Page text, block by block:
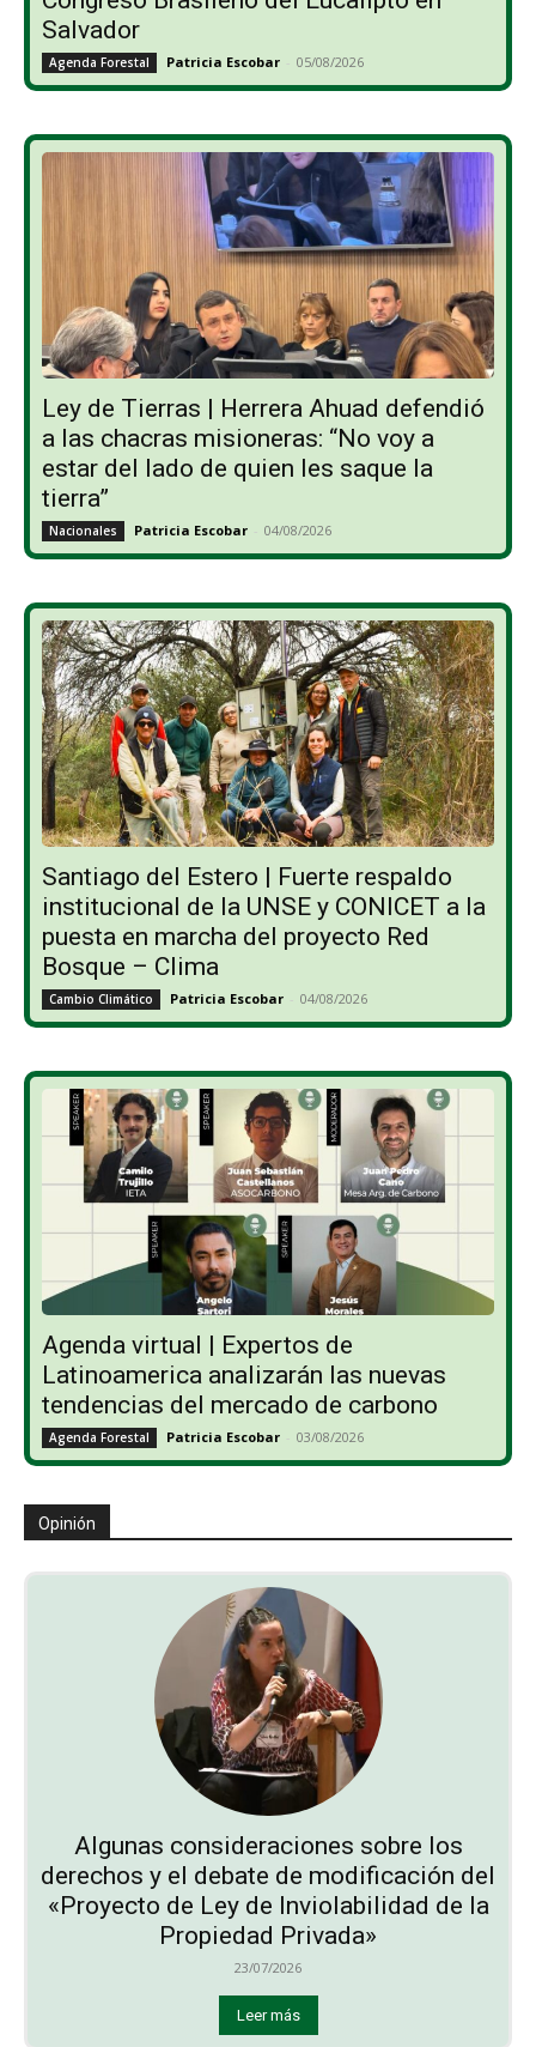
Salvador
Agenda Forestal Patricia Escobar - 05/08/2026
Ley de Tierras | Herrera Ahuad defendió
a las chacras misioneras: “No voy a
estar del lado de quien les saque la
tierra”
Nacionales Patricia Escobar - 04/08/2026
Santiago del Estero | Fuerte respaldo
institucional de la UNSE y CONICET a la
puesta en marcha del proyecto Red
Bosque – Clima
Cambio Climático Patricia Escobar - 04/08/2026
Agenda virtual | Expertos de
Latinoamerica analizarán las nuevas
tendencias del mercado de carbono
Agenda Forestal Patricia Escobar - 03/08/2026
Opinión
Algunas consideraciones sobre los
derechos y el debate de modificación del
«Proyecto de Ley de Inviolabilidad de la
Propiedad Privada»
23/07/2026
Leer más